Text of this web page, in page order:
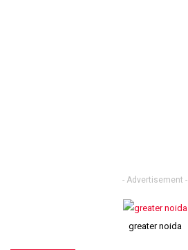
- Advertisement -
greater noida